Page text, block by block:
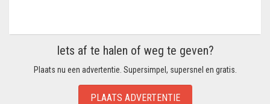
Iets af te halen of weg te geven?
Plaats nu een advertentie. Supersimpel, supersnel en gratis.
PLAATS ADVERTENTIE